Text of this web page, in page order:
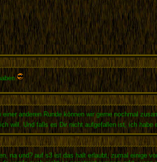
anderen Runde können wir gerne nochmal
will. Und falls es Dir nicht aufgefallen ist, ich habe
na und? auf s3 ist das halt erlaubt, zumal einige